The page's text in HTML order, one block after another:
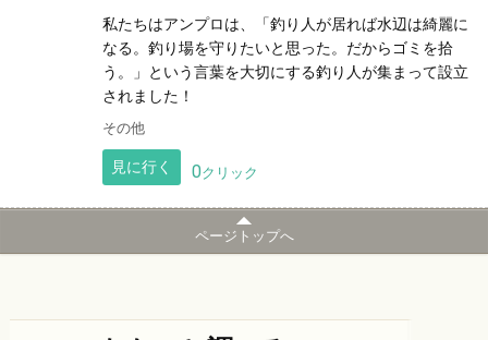
私たちはアンプロは、「釣り人が居れば水辺は綺麗に
なる。釣り場を守りたいと思った。だからゴミを拾
う。」という言葉を大切にする釣り人が集まって設立
されました！
その他
見に行く 0クリック
ページトップへ